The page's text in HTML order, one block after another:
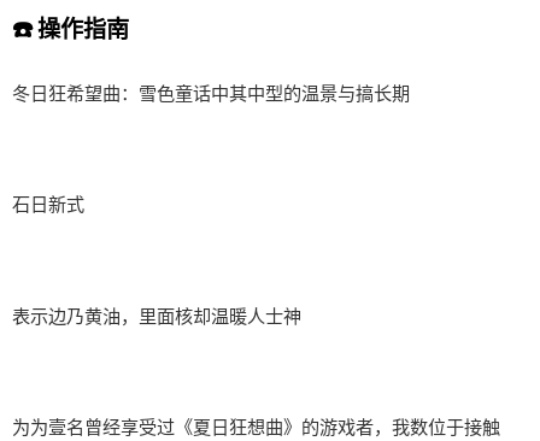
☎️ 操作指南
冬日狂希望曲：雪色童话中其中型的温景与搞长期
石日新式
表示边乃黄油，里面核却温暖人士神
为为壹名曾经享受过《夏日狂想曲》的游戏者，我数位于接触